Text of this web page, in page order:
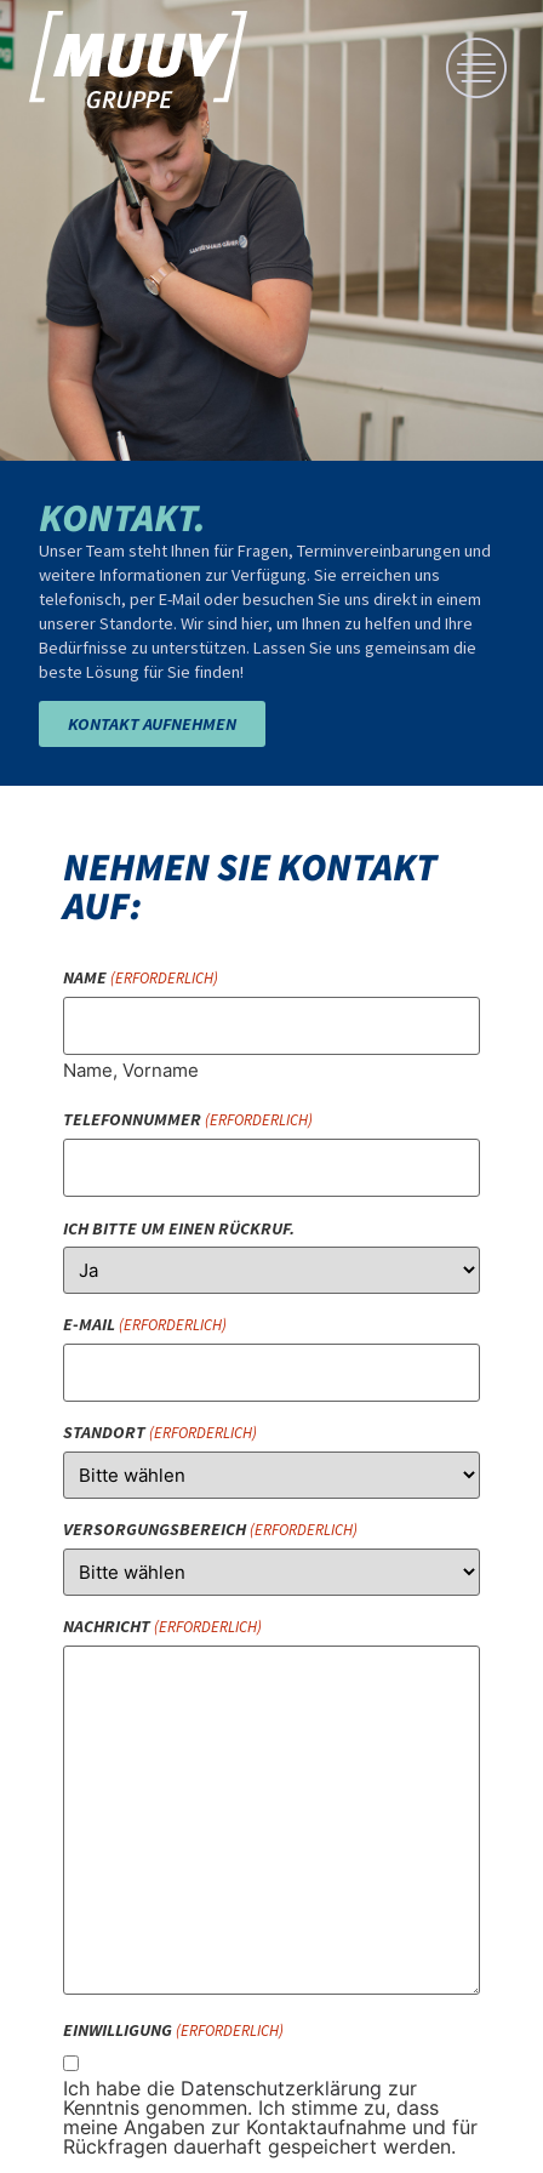
KONTAKT.
Unser Team steht Ihnen für Fragen, Terminvereinbarungen und
weitere Informationen zur Verfügung. Sie erreichen uns
telefonisch, per E-Mail oder besuchen Sie uns direkt in einem
unserer Standorte. Wir sind hier, um Ihnen zu helfen und Ihre
Bedürfnisse zu unterstützen. Lassen Sie uns gemeinsam die
beste Lösung für Sie finden!
KONTAKT AUFNEHMEN
NEHMEN SIE KONTAKT
AUF:
NAME(ERFORDERLICH)
Name, Vorname
TELEFONNUMMER(ERFORDERLICH)
ICH BITTE UM EINEN RÜCKRUF.
E-MAIL(ERFORDERLICH)
STANDORT(ERFORDERLICH)
VERSORGUNGSBEREICH(ERFORDERLICH)
NACHRICHT(ERFORDERLICH)
EINWILLIGUNG(ERFORDERLICH)
Ich habe die Datenschutzerklärung zur
Kenntnis genommen. Ich stimme zu, dass
meine Angaben zur Kontaktaufnahme und für
Rückfragen dauerhaft gespeichert werden.